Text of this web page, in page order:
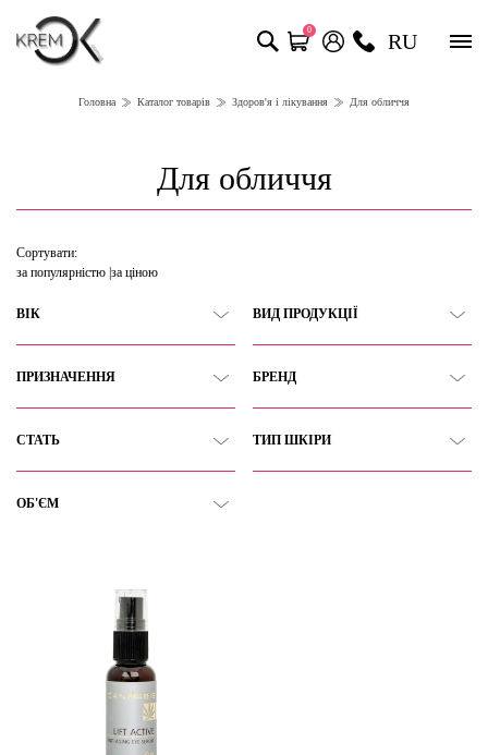
0 RU
Головна Каталог товарів Здоров'я і лікування Для обличчя
Для обличчя
Сортувати:
за популярністю за ціною
ВІК ВИД ПРОДУКЦІЇ
ПРИЗНАЧЕННЯ БРЕНД
СТАТЬ ТИП ШКІРИ
ОБ'ЄМ